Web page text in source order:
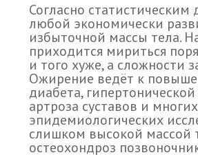
Согласно
любой экономически
избыточной массы тела.
приходится мириться
и того хуже, а сложности
Ожирение ведёт к
диабета,
артроза суставов и
эпидемиологических
слишком высокой массой
остеохондроз